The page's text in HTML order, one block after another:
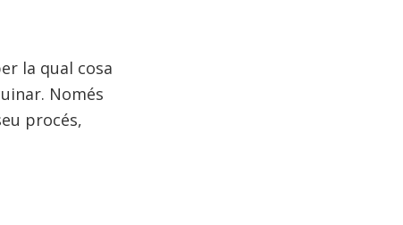
la qual cosa
Només
procés,